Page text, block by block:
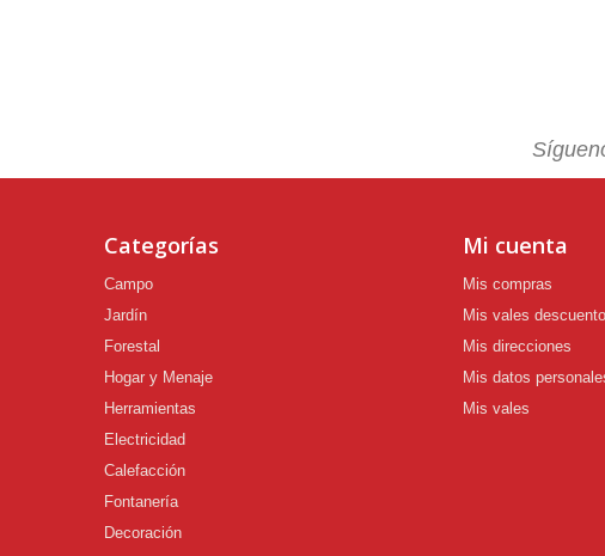
Categorías
Campo
Jardín
Forestal
Hogar y Menaje
Herramientas
Electricidad
Calefacción
Fontanería
Decoración
Mi cuenta
Mis compras
Mis vales descuento
Mis direcciones
Mis datos
Mis vales